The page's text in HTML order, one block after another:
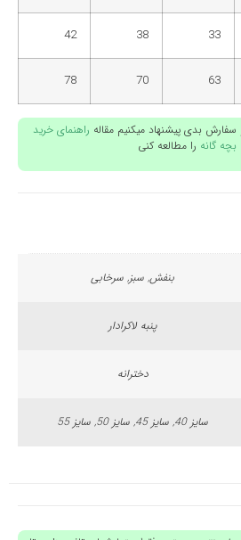
33
38
42
63
70
78
بدی پیشنهاد میکنیم مقاله راهنمای خرید
گانه را مطالعه کنی
بنفش, سبز, سرخابی
پنبه لاکرادار
دخترانه
سایز 40, سایز 45, سایز 50, سایز 55